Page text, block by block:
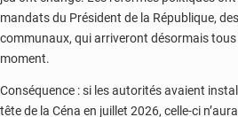
mandats du Président de la République,
communaux, qui arriveront désormais tous
moment.
Conséquence : si les autorités avaient
tête de la Céna en juillet 2026, celle-ci